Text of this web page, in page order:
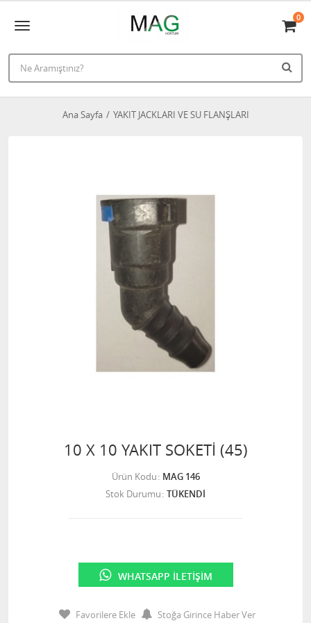
0
Ana Sayfa YAKIT JACKLARI VE SU FLANŞLARI
10 X 10 YAKIT SOKETİ (45)
Ürün Kodu MAG 146
Stok Durumu TÜKENDİ
WHATSAPP İLETIŞIM
Favorilere Ekle
Stoğa Girince Haber Ver